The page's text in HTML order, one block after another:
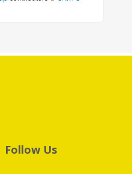
Follow Us